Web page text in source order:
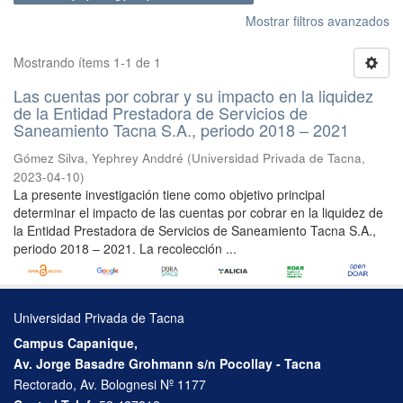
Mostrar filtros avanzados
Mostrando ítems 1-1 de 1
Las cuentas por cobrar y su impacto en la liquidez
de la Entidad Prestadora de Servicios de
Saneamiento Tacna S.A., periodo 2018 – 2021
Gómez Silva, Yephrey Anddré (Universidad Privada de Tacna,
2023-04-10)
La presente investigación tiene como objetivo principal
determinar el impacto de las cuentas por cobrar en la liquidez de
la Entidad Prestadora de Servicios de Saneamiento Tacna S.A.,
periodo 2018 – 2021. La recolección ...
Universidad Privada de Tacna
Campus Capanique,
Av. Jorge Basadre Grohmann s/n Pocollay - Tacna
Rectorado, Av. Bolognesi Nº 1177